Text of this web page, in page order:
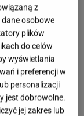
z
osobowe
plików
do celów
wyświetlania
i preferencji w
personalizacji
jest dobrowolne.
jej zakres lub